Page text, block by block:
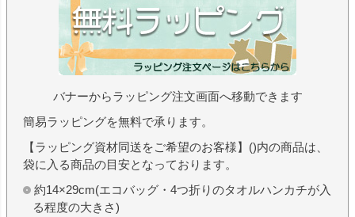
バナーからラッピング注文画面へ移動できます
簡易ラッピングを無料で承ります。
【ラッピング資材同送をご希望のお客様】()内の商品は、
袋に入る商品の目安となっております。
約14×29cm(エコバッグ・4つ折りのタオルハンカチが入
る程度の大きさ)